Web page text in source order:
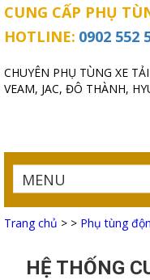
CUNG CẤP PHỤ
HOTLINE: 0902 552
CHUYÊN PHỤ TÙNG XE
VEAM, JAC, ĐÔ THÀNH,
MENU
Trang chủ > > Phụ tùng
HỆ THỐNG